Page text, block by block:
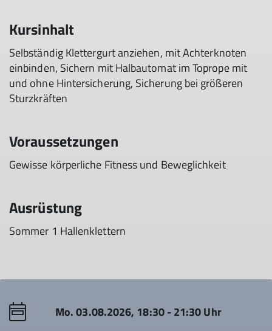
Kursinhalt
Selbständig Klettergurt anziehen, mit Achterknoten
einbinden, Sichern mit Halbautomat im Toprope mit
und ohne Hintersicherung, Sicherung bei größeren
Sturzkräften
Voraussetzungen
Gewisse körperliche Fitness und Beweglichkeit
Ausrüstung
Sommer 1 Hallenklettern
Mo. 03.08.2026, 18:30 - 21:30 Uhr